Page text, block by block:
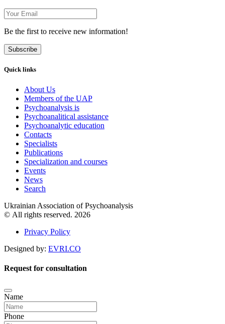
Be the first to receive new information!
Subscribe
Quick links
About Us
Members of the UAP
Psychoanalysis is
Psychoanalitical assistance
Psychoanalytic education
Contacts
Specialists
Publications
Specialization and courses
Events
News
Search
Ukrainian Association of Psychoanalysis
© All rights reserved. 2026
Privacy Policy
Designed by: EVRI.CO
Request for consultation
Name
Phone